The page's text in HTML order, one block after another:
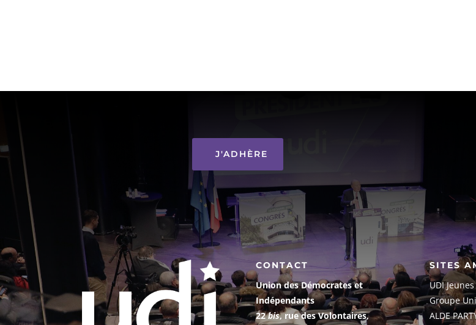
J'ADHÈRE
CONTACT
Union des Démocrates et
Indépendants
22bis, rue des Volontaires,
SITES
UDI Jeunes
Groupe
ALDE